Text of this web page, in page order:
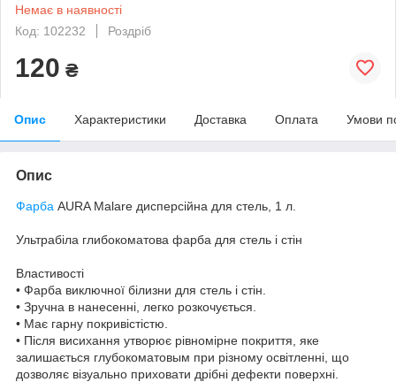
Немає в наявності
Код: 102232
Роздріб
120 ₴
Опис Характеристики Доставка Оплата Умови
Опис
Фарба AURA Malare дисперсійна для стель, 1 л.
Ультрабіла глибокоматова фарба для стель і стін
Властивості
• Фарба виключної білизни для стель і стін.
• Зручна в нанесенні, легко розкочується.
• Має гарну покривістістю.
• Після висихання утворює рівномірне покриття, яке
залишається глубокоматовым при різному освітленні, що
дозволяє візуально приховати дрібні дефекти поверхні.